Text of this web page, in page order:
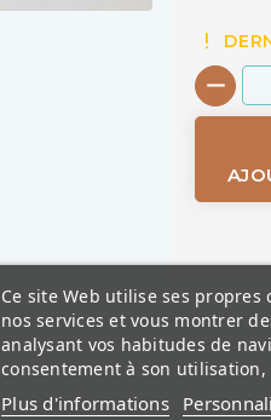
Ce site Web utilise ses
nos services et vous montrer
analysant vos habitudes de
consentement à son
Plus d'informations